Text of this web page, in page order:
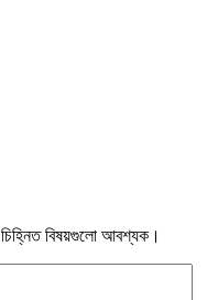
চিহ্নিত বিষয়গুলো আবশ্যক।